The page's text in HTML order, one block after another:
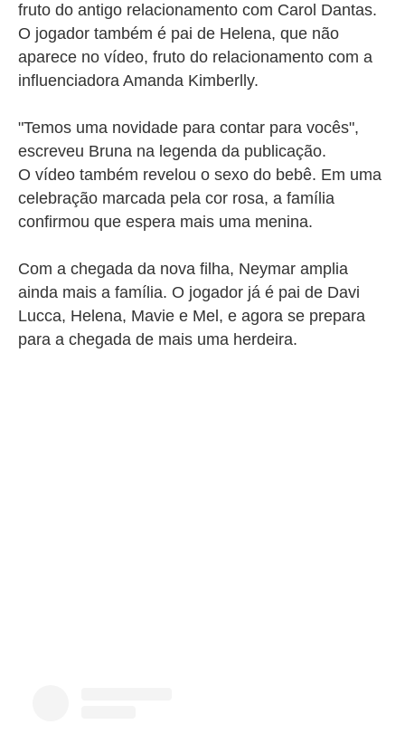
fruto do antigo relacionamento com Carol Dantas.
O jogador também é pai de Helena, que não
aparece no vídeo, fruto do relacionamento com a
influenciadora Amanda Kimberlly.
"Temos uma novidade para contar para vocês",
escreveu Bruna na legenda da publicação.
O vídeo também revelou o sexo do bebê. Em uma
celebração marcada pela cor rosa, a família
confirmou que espera mais uma menina.
Com a chegada da nova filha, Neymar amplia
ainda mais a família. O jogador já é pai de Davi
Lucca, Helena, Mavie e Mel, e agora se prepara
para a chegada de mais uma herdeira.